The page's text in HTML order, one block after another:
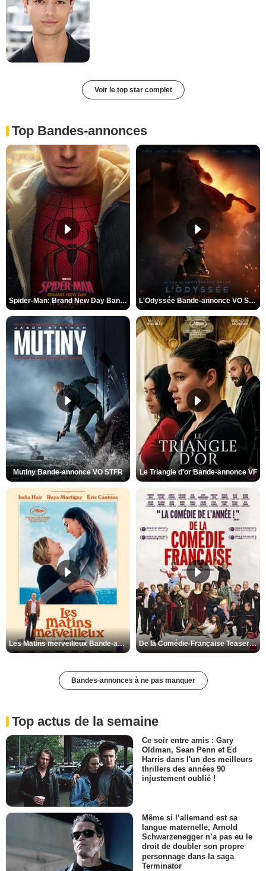
Voir le top star complet
Top Bandes-annonces
Spider-Man: Brand New Day Bande-annonce VO STFR L'Odyssée Bande-annonce VO STFR
Mutiny Bande-annonce VO STFR Le Triangle d'or Bande-annonce VF
Les Matins merveilleux Bande-annonce VF De la Comédie-Française Teaser VF
Bandes-annonces à ne pas manquer
Top actus de la semaine
Ce soir entre amis : Gary
Oldman, Sean Penn et Ed
Harris dans l'un des meilleurs
thrillers des années 90
injustement oublié !
Même si l’allemand est sa
langue maternelle, Arnold
Schwarzenegger n’a pas eu le
droit de doubler son propre
personnage dans la saga
Terminator